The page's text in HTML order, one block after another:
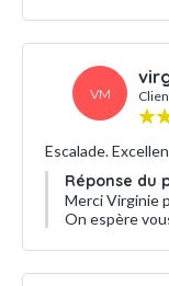
VM
Escalade.
Réponse du
Merci Virginie
On espère